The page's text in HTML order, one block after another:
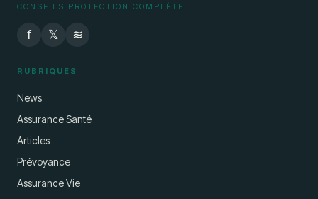
CONSEILS PROTECTION COMPLÈTE
f 𝕏 ≋
RUBRIQUES
News
Assurance Santé
Articles
Prévoyance
Assurance Vie